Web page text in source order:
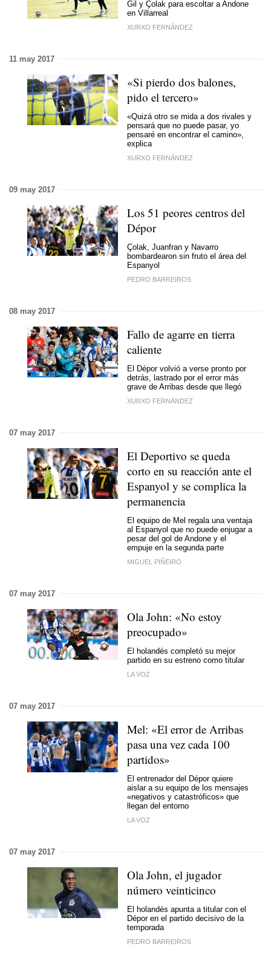
Gil y Çolak para escoltar a Andone
en Villarreal
XURXO FERNÁNDEZ
11 may 2017
«Si pierdo dos balones,
pido el tercero»
«Quizá otro se mida a dos rivales y
pensará que no puede pasar, yo
pensaré en encontrar el camino»,
explica
XURXO FERNÁNDEZ
09 may 2017
Los 51 peores centros del
Dépor
Çolak, Juanfran y Navarro
bombardearon sin fruto el área del
Espanyol
PEDRO BARREIROS
08 may 2017
Fallo de agarre en tierra
caliente
El Dépor volvió a verse pronto por
detrás, lastrado por el error más
grave de Arribas desde que llegó
XURXO FERNÁNDEZ
07 may 2017
El Deportivo se queda
corto en su reacción ante el
Espanyol y se complica la
permanencia
El equipo de Mel regala una ventaja
al Espanyol que no puede enjugar a
pesar del gol de Andone y el
empuje en la segunda parte
MIGUEL PIÑEIRO
07 may 2017
Ola John: «No estoy
preocupado»
El holandés completó su mejor
partido en su estreno como titular
LA VOZ
07 may 2017
Mel: «El error de Arribas
pasa una vez cada 100
partidos»
El entrenador del Dépor quiere
aislar a su equipo de los mensajes
«negativos y catastróficos» que
llegan del entorno
LA VOZ
07 may 2017
Ola John, el jugador
número veinticinco
El holandés apunta a titular con el
Dépor en el partido decisivo de la
temporada
PEDRO BARREIROS